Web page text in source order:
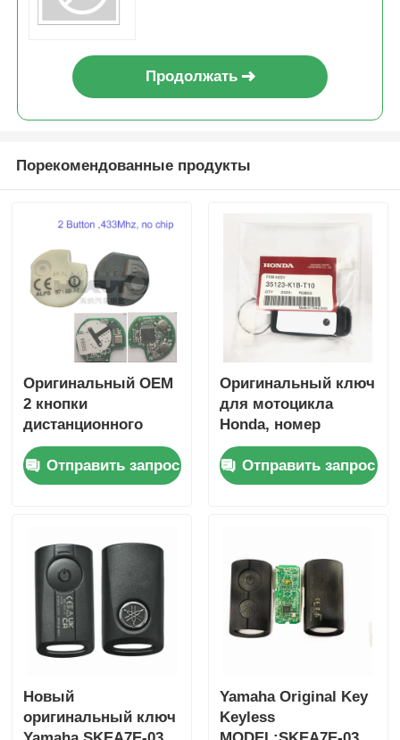
Главная страница
Ролики
Продолжать
Порекомендованные продукты
Оригинальный OEM
2 кнопки
дистанционного
управления 433,87
МГц FSK для Su-zuki
Jim-ny 2005-2017 без
для оптовой
продажи,
минимальный заказ
50 шт.
Отправить запрос
Оригинальный ключ
для мотоцикла
Honda, номер
детали: 35123-K1B-
T10, трехкнопочный,
FSK433.92MHz, чип
Отправить запрос
Новый
оригинальный ключ
Yamaha Original Key
Keyless